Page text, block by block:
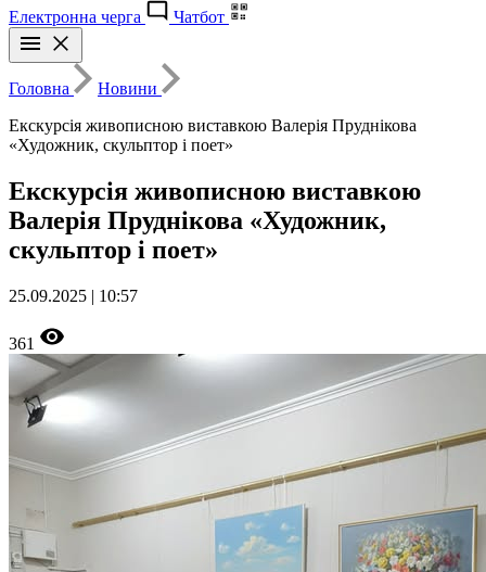
Електронна черга
Чатбот
Головна
Новини
Екскурсія живописною виставкою Валерія Пруднікова
«Художник, скульптор і поет»
Екскурсія живописною виставкою
Валерія Пруднікова «Художник,
скульптор і поет»
25.09.2025 | 10:57
361